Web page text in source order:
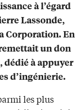
à l’égard
Lassonde,
Corporation. En
un don
dédié à appuyer
d’ingénierie.
les plus